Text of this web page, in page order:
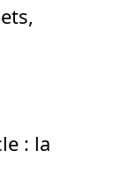
: la